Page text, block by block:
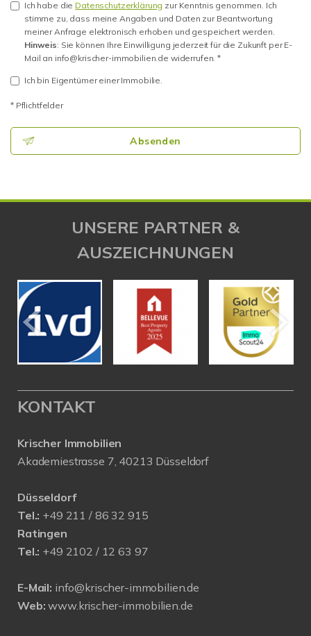
Ich habe die Datenschutzerklärung zur Kenntnis genommen. Ich
stimme zu, dass meine Angaben und Daten zur Beantwortung
meiner Anfrage elektronisch erhoben und gespeichert werden.
Hinweis: Sie können Ihre Einwilligung jederzeit für die Zukunft per E-
Mail an info@krischer-immobilien.de widerrufen. *
Ich bin Eigentümer einer Immobilie.
* Pflichtfelder
Absenden
UNSERE PARTNER &
AUSZEICHNUNGEN
KONTAKT
Krischer Immobilien
Akademiestrasse 7, 40213 Düsseldorf
Düsseldorf
Tel.: +49 211 / 86 32 915
Ratingen
Tel.: +49 2102 / 12 63 97
E-Mail: info@krischer-immobilien.de
Web: www.krischer-immobilien.de